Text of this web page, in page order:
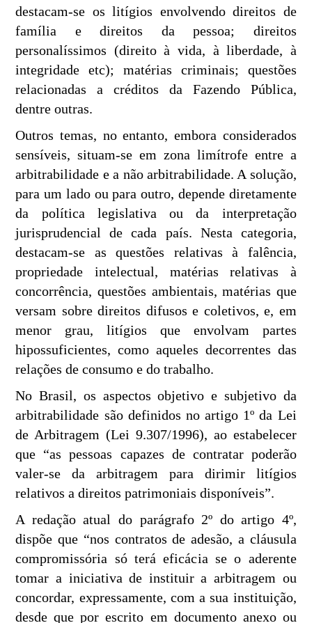
destacam-se os litígios envolvendo direitos de
família e direitos da pessoa; direitos
personalíssimos (direito à vida, à liberdade, à
integridade etc); matérias criminais; questões
relacionadas a créditos da Fazendo Pública,
dentre outras.
Outros temas, no entanto, embora considerados
sensíveis, situam-se em zona limítrofe entre a
arbitrabilidade e a não arbitrabilidade. A solução,
para um lado ou para outro, depende diretamente
da política legislativa ou da interpretação
jurisprudencial de cada país. Nesta categoria,
destacam-se as questões relativas à falência,
propriedade intelectual, matérias relativas à
concorrência, questões ambientais, matérias que
versam sobre direitos difusos e coletivos, e, em
menor grau, litígios que envolvam partes
hipossuficientes, como aqueles decorrentes das
relações de consumo e do trabalho.
No Brasil, os aspectos objetivo e subjetivo da
arbitrabilidade são definidos no artigo 1º da Lei
de Arbitragem (Lei 9.307/1996), ao estabelecer
que “as pessoas capazes de contratar poderão
valer-se da arbitragem para dirimir litígios
relativos a direitos patrimoniais disponíveis”.
A redação atual do parágrafo 2º do artigo 4º,
dispõe que “nos contratos de adesão, a cláusula
compromissória só terá eficácia se o aderente
tomar a iniciativa de instituir a arbitragem ou
concordar, expressamente, com a sua instituição,
desde que por escrito em documento anexo ou